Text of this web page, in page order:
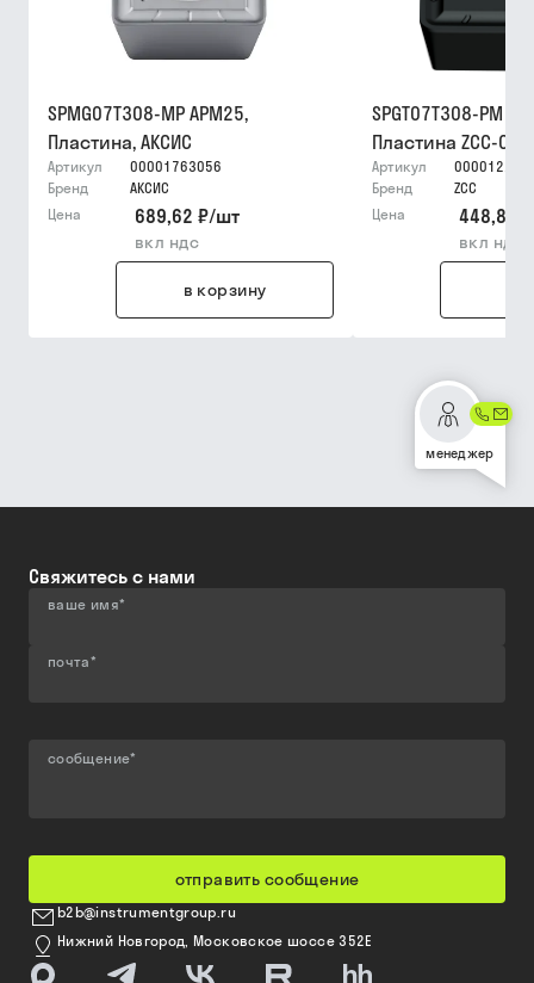
SPMG07T308-MP APM25,
Пластина, АКСИС
Артикул
00001763056
Бренд
АКСИС
Цена
689,62 ₽/шт
вкл ндс
в корзину
SPGT07T308-PM
Пластина ZCC-CT
Артикул
Бренд
ZCC
Цена
448,82 ₽
вкл ндс
менеджер
Свяжитесь с нами
ваше имя*
почта*
сообщение*
отправить сообщение
b2b@instrumentgroup.ru
Нижний Новгород, Московское шоссе 352Е